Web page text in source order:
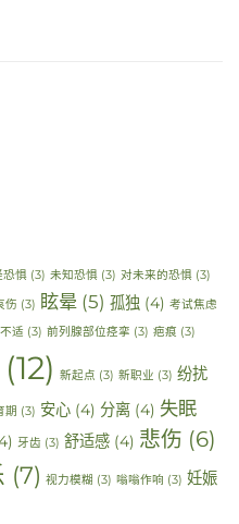
恐惧 (3) 未知恐惧 (3) 对未来的恐惧 (3)
伤 (3) 眩晕 (5) 孤独 (4) 考试焦虑
适 (3) 前列腺部位痉挛 (3) 疤痕 (3)
(12) 新起点 (3) 新职业 (3) 纷扰
期 (3) 安心 (4) 分离 (4) 失眠
牙齿 (3) 舒适感 (4) 悲伤 (6)
(7) 视力模糊 (3) 嗡嗡作响 (3) 妊娠